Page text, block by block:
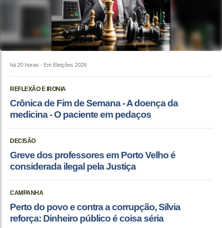
há 20 horas - Em Eleições 2026
REFLEXÃO E IRONIA
Crônica de Fim de Semana - A doença da
medicina - O paciente em pedaços
DECISÃO
Greve dos professores em Porto Velho é
considerada ilegal pela Justiça
CAMPANHA
Perto do povo e contra a corrupção, Sílvia
reforça: Dinheiro público é coisa séria